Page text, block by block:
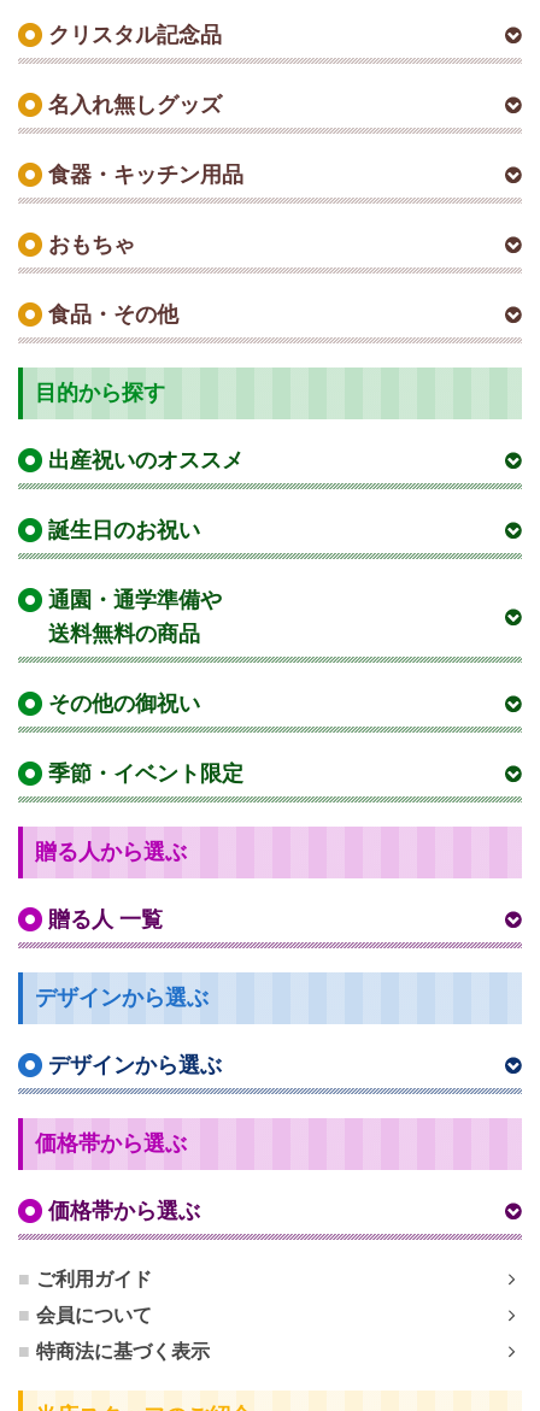
クリスタル記念品
名入れ無しグッズ
食器・キッチン用品
おもちゃ
食品・その他
目的から探す
出産祝いのオススメ
誕生日のお祝い
通園・通学準備や
送料無料の商品
その他の御祝い
季節・イベント限定
贈る人から選ぶ
贈る人 一覧
デザインから選ぶ
デザインから選ぶ
価格帯から選ぶ
価格帯から選ぶ
ご利用ガイド
会員について
特商法に基づく表示